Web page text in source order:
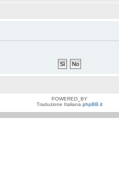
POWERED_BY
Traduzione Italiana phpBB.it